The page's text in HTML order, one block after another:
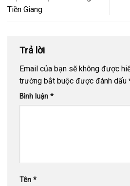
Tiền Giang
Trả lời
Email của bạn sẽ không được
trường bắt buộc được đánh dấu
Bình luận *
Tên *